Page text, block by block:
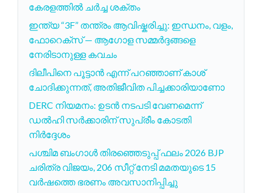
കേരളത്തിൽ ചർച്ച ശക്തം
ഇന്ത്യ “3F” തന്ത്രം ആവിഷ്കരിച്ചു: ഇന്ധനം, വളം,
ഫോറെക്സ് — ആഗോള സമ്മര്‍ദ്ദങ്ങളെ
നേരിടാനുള്ള കവചം
ദിലീപിനെ പൂട്ടാൻ എന്ന് പറഞ്ഞാണ് കാശ്
ചോദിക്കുന്നത്, അതിജീവിത പിച്ചക്കാരിയാണോ
DERC നിയമനം: ഉടൻ നടപടി വേണമെന്ന്
ഡൽഹി സർക്കാരിന് സുപ്രീം കോടതി
നിർദ്ദേശം
പശ്ചിമ ബംഗാൾ തിരഞ്ഞെടുപ്പ് ഫലം 2026 BJP
ചരിത്ര വിജയം, 206 സീറ്റ് നേടി മമതയുടെ 15
വർഷത്തെ ഭരണം അവസാനിപ്പിച്ചു